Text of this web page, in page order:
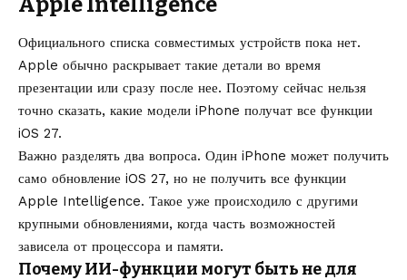
Официального списка совместимых устройств пока нет.
Apple обычно раскрывает такие детали во время
презентации или сразу после нее. Поэтому сейчас нельзя
точно сказать, какие модели iPhone получат все функции
iOS 27.
Важно разделять два вопроса. Один iPhone может получить
само обновление iOS 27, но не получить все функции
Apple Intelligence. Такое уже происходило с другими
крупными обновлениями, когда часть возможностей
зависела от процессора и памяти.
Почему ИИ-функции могут быть не для